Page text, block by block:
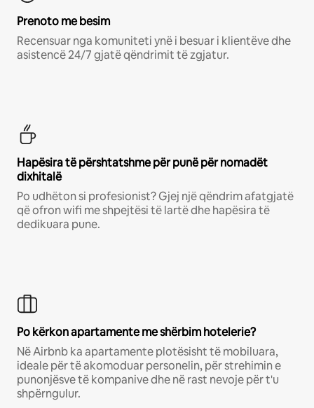
Prenoto me besim
Recensuar nga komuniteti ynë i besuar i klientëve dhe
asistencë 24/7 gjatë qëndrimit të zgjatur.
Hapësira të përshtatshme për punë për nomadët
dixhitalë
Po udhëton si profesionist? Gjej një qëndrim afatgjatë
që ofron wifi me shpejtësi të lartë dhe hapësira të
dedikuara pune.
Po kërkon apartamente me shërbim hotelerie?
Në Airbnb ka apartamente plotësisht të mobiluara,
ideale për të akomoduar personelin, për strehimin e
punonjësve të kompanive dhe në rast nevoje për t'u
shpërngulur.